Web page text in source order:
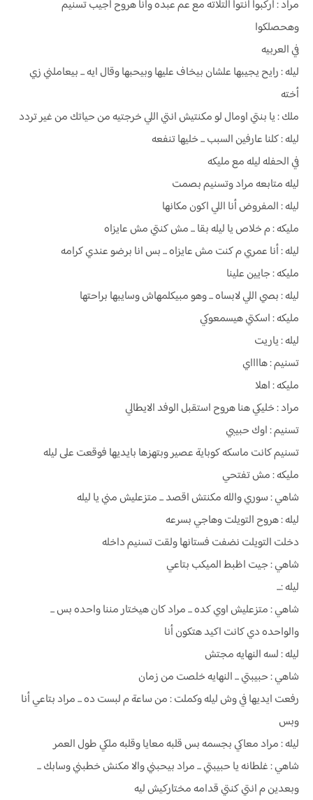
مراد : اركبوا انتوا التلاته مع عم عبده وانا هروح اجيب تسنيم
وهحصلكوا
في العربيه
ليله : رايح يجيبها علشان بيخاف عليها وبيحبها وقال ايه ... بيعاملني زي
أخته
ملك : يا بنتي اومال لو مكنتيش انتي اللي خرجتيه من حياتك من غير تردد
ليله : كلنا عارفين السبب ... خليها تنفعه
في الحفله ليله مع مليكه
ليله متابعه مراد وتسنيم بصمت
ليله : المفروض أنا اللي اكون مكانها
مليكه : م خلاص يا ليله بقا ... مش كنتي مش عايزاه
ليله : أنا عمري م كنت مش عايزاه ... بس انا برضو عندي كرامه
مليكه : جايين علينا
ليله : بصي اللي لابساه ... وهو مبيكلمهاش وسايبها براحتها
مليكه : اسكتي هيسمعوكي
ليله : ياريت
تسنيم : هااااي
مليكه : اهلا
مراد : خليكي هنا هروح استقبل الوفد الايطالي
تسنيم : اوك حبيبي
تسنيم كانت ماسكه كوباية عصير وبتهزها بايديها فوقعت على ليله
مليكه : مش تفتحي
شاهي : سوري والله مكنتش اقصد ... متزعليش مني يا ليله
ليله : هروح التويلت وهاجي بسرعه
دخلت التويلت نضفت فستانها ولقت تسنيم داخله
شاهي : جيت اظبط الميكب بتاعي
ليله :...
شاهي : متزعليش اوي كده ... مراد كان هيختار مننا واحده بس ...
والواحده دي كانت اكيد هتكون أنا
ليله : لسه النهايه مجتش
شاهي : حبيبتي ... النهايه خلصت من زمان
رفعت ايديها في وش ليله وكملت : من ساعة م لبست ده ... مراد بتاعي أنا
وبس
ليله : مراد معاكي بجسمه بس قلبه معايا وقلبه ملكي طول العمر
شاهي : غلطانه يا حبيبتي ... مراد بيحبني والا مكنش خطبني وسابك ...
وبعدين م انتي كنتي قدامه مختاركيش ليه